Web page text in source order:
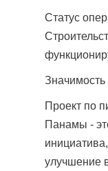
Статус
Значимость
Проект по
Панамы -
улучшение